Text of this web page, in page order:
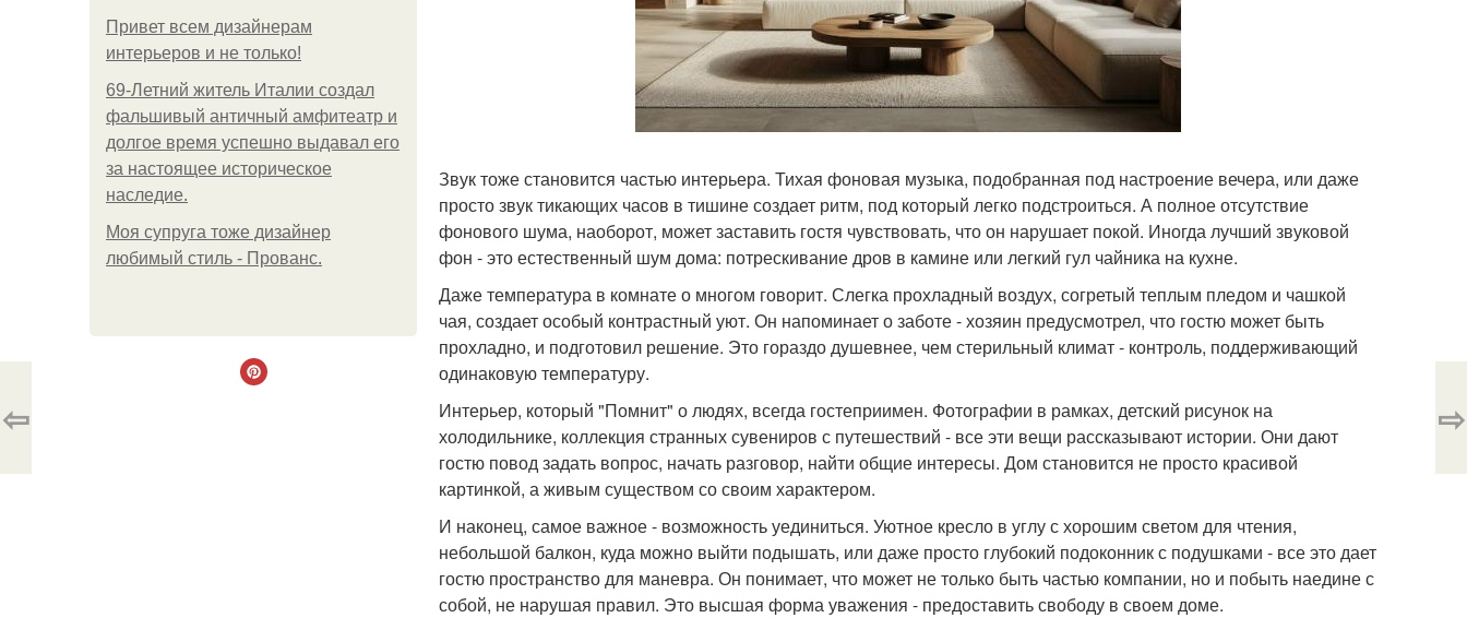
Привет всем дизайнерам
интерьеров и не только!
69-Летний житель Италии создал
фальшивый античный амфитеатр и
долгое время успешно выдавал его
за настоящее историческое
наследие.
Моя супруга тоже дизайнер
любимый стиль - Прованс.
Звук тоже становится частью интерьера. Тихая фоновая музыка, подобранная под настроение вечера, или даже
просто звук тикающих часов в тишине создает ритм, под который легко подстроиться. А полное отсутствие
фонового шума, наоборот, может заставить гостя чувствовать, что он нарушает покой. Иногда лучший звуковой
фон - это естественный шум дома: потрескивание дров в камине или легкий гул чайника на кухне.
Даже температура в комнате о многом говорит. Слегка прохладный воздух, согретый теплым пледом и чашкой
чая, создает особый контрастный уют. Он напоминает о заботе - хозяин предусмотрел, что гостю может быть
прохладно, и подготовил решение. Это гораздо душевнее, чем стерильный климат - контроль, поддерживающий
одинаковую температуру.
Интерьер, который "Помнит" о людях, всегда гостеприимен. Фотографии в рамках, детский рисунок на
холодильнике, коллекция странных сувениров с путешествий - все эти вещи рассказывают истории. Они дают
гостю повод задать вопрос, начать разговор, найти общие интересы. Дом становится не просто красивой
картинкой, а живым существом со своим характером.
И наконец, самое важное - возможность уединиться. Уютное кресло в углу с хорошим светом для чтения,
небольшой балкон, куда можно выйти подышать, или даже просто глубокий подоконник с подушками - все это дает
гостю пространство для маневра. Он понимает, что может не только быть частью компании, но и побыть наедине с
собой, не нарушая правил. Это высшая форма уважения - предоставить свободу в своем доме.
⇦ ⇨